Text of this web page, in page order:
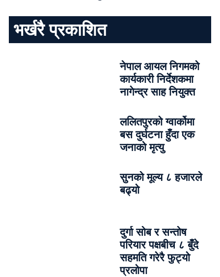
भर्खरै प्रकाशित
नेपाल आयल निगमको
कार्यकारी निर्देशकमा
नागेन्द्र साह नियुक्त
ललितपुरको ग्वार्कोमा
बस दुर्घटना हुँदा एक
जनाको मृत्यु
सुनको मूल्य ८ हजारले
बढ्यो
दुर्गा सोब र सन्तोष
परियार पक्षबीच ८ बुँदे
सहमति गरेरै फुट्यो
प्रलोपा